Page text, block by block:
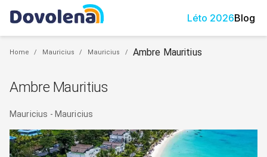
Léto 2026Blog
Home / Mauricius / Mauricius / Ambre Mauritius
Ambre Mauritius
Mauricius - Mauricius